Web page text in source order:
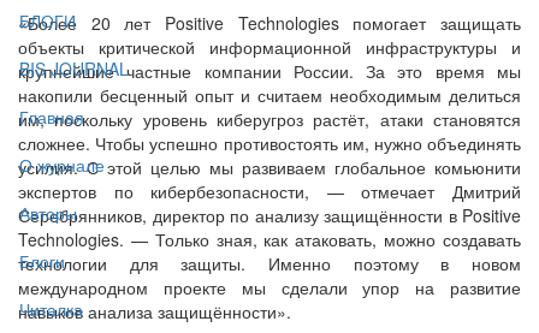
БЛОГИ
BIS JOURNAL
Главная
О журнале
Авторы
Блоги
Читалка
«Более 20 лет Positive Technologies помогает защищать
объекты критической информационной инфраструктуры и
крупнейшие частные компании России. За это время мы
накопили бесценный опыт и считаем необходимым делиться
им, поскольку уровень киберугроз растёт, атаки становятся
сложнее. Чтобы успешно противостоять им, нужно объединять
усилия. С этой целью мы развиваем глобальное комьюнити
экспертов по кибербезопасности, — отмечает Дмитрий
Серебрянников, директор по анализу защищённости в Positive
Technologies. — Только зная, как атаковать, можно создавать
технологии для защиты. Именно поэтому в новом
международном проекте мы сделали упор на развитие
навыков анализа защищённости».